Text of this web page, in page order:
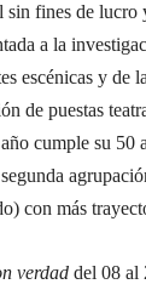
fines de lucro
a la
escénicas y de
de puestas
cumple su 50
con más
verdad del 08 al